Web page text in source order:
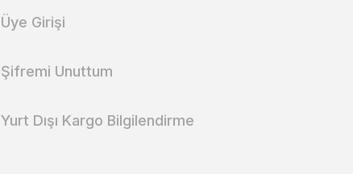
Üye Girişi
Şifremi Unuttum
Yurt Dışı Kargo Bilgilendirme